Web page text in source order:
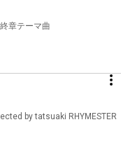
章テーマ曲
by tatsuaki RHYMESTER